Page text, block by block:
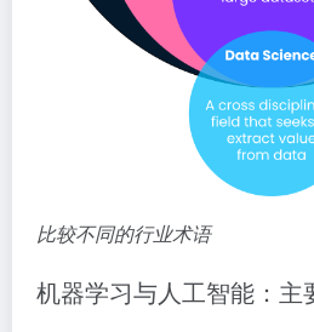
比较不同的行业术语
机器学习与人工智能：主